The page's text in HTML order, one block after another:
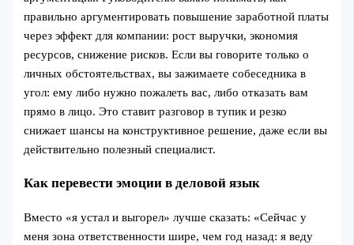
правильно аргументировать повышение заработной платы
через эффект для компании: рост выручки, экономия
ресурсов, снижение рисков. Если вы говорите только о
личных обстоятельствах, вы зажимаете собеседника в
угол: ему либо нужно пожалеть вас, либо отказать вам
прямо в лицо. Это ставит разговор в тупик и резко
снижает шансы на конструктивное решение, даже если вы
действительно полезный специалист.
Как перевести эмоции в деловой язык
Вместо «я устал и выгорел» лучше сказать: «Сейчас у
меня зона ответственности шире, чем год назад: я веду